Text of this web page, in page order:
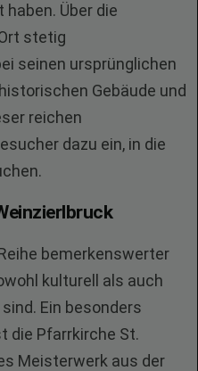
Über die
stetig
seinen ursprünglichen
Gebäude und
reichen
dazu ein, in die
bemerkenswerter
kulturell als auch
Ein besonders
die Pfarrkirche St.
Meisterwerk aus der